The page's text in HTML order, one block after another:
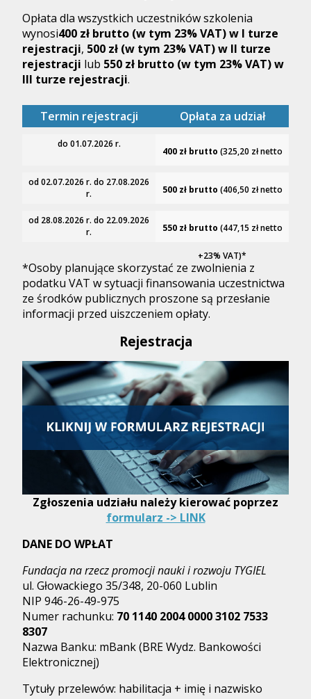
Opłata dla wszystkich uczestników szkolenia
wynosi400 zł brutto (w tym 23% VAT) w I turze
rejestracji, 500 zł (w tym 23% VAT) w II turze
rejestracji lub 550 zł brutto (w tym 23% VAT) w
III turze rejestracji.
Termin rejestracji Opłata za udział
do 01.07.2026 r.
400 zł brutto (325,20 zł netto
od 02.07.2026 r. do 27.08.2026
r.
500 zł brutto (406,50 zł netto
od 28.08.2026 r. do 22.09.2026
r.
550 zł brutto (447,15 zł netto
+23% VAT)*
*Osoby planujące skorzystać ze zwolnienia z
podatku VAT w sytuacji finansowania uczestnictwa
ze środków publicznych proszone są przesłanie
informacji przed uiszczeniem opłaty.
Rejestracja
Zgłoszenia udziału należy kierować poprzez
formularz -> LINK
DANE DO WPŁAT
Fundacja na rzecz promocji nauki i rozwoju TYGIEL
ul. Głowackiego 35/348, 20-060 Lublin
NIP 946-26-49-975
Numer rachunku: 70 1140 2004 0000 3102 7533
8307
Nazwa Banku: mBank (BRE Wydz. Bankowości
Elektronicznej)
Tytuły przelewów: habilitacja + imię i nazwisko